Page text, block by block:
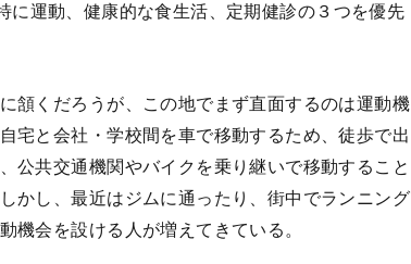
運動、健康的な食生活、定期健診の３つを優先
頷くだろうが、この地でまず直面するのは運動機
宅と会社・学校間を車で移動するため、徒歩で出
公共交通機関やバイクを乗り継いで移動すること
かし、最近はジムに通ったり、街中でランニング
機会を設ける人が増えてきている。